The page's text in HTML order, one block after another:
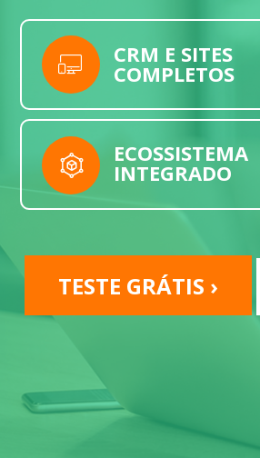
CRM E SITES
COMPLETOS
ECOSSISTEMA
INTEGRADO
TESTE GRÁTIS ›